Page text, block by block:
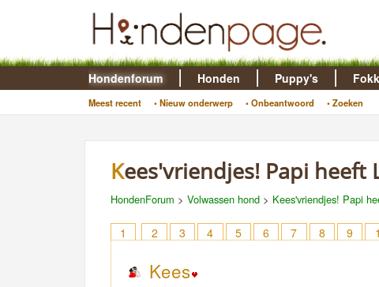
Hondenforum
Meest recent • Nieuw onderwerp • Onbeantwoord • Zoeken
Honden Puppy's
Kees'vriendjes! Papi
HondenForum > Volwassen hond > Kees'vriendjes! Papi
1 2 3 4 5 6 7 8 9
Kees